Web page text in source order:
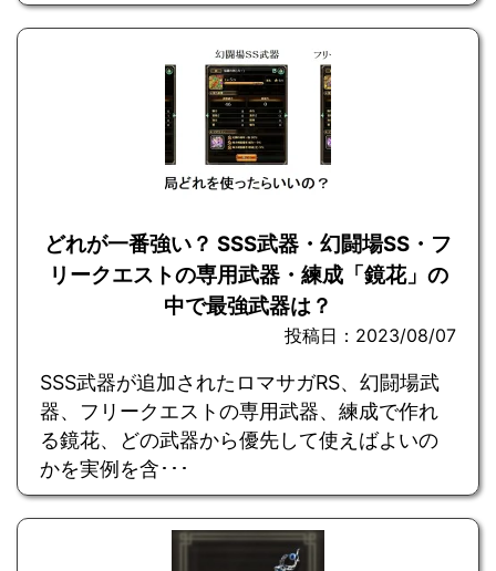
どれが一番強い？ SSS武器・幻闘場SS・フ
リークエストの専用武器・練成「鏡花」の
中で最強武器は？
投稿日：2023/08/07
SSS武器が追加されたロマサガRS、幻闘場武
器、フリークエストの専用武器、練成で作れ
る鏡花、どの武器から優先して使えばよいの
かを実例を含･･･